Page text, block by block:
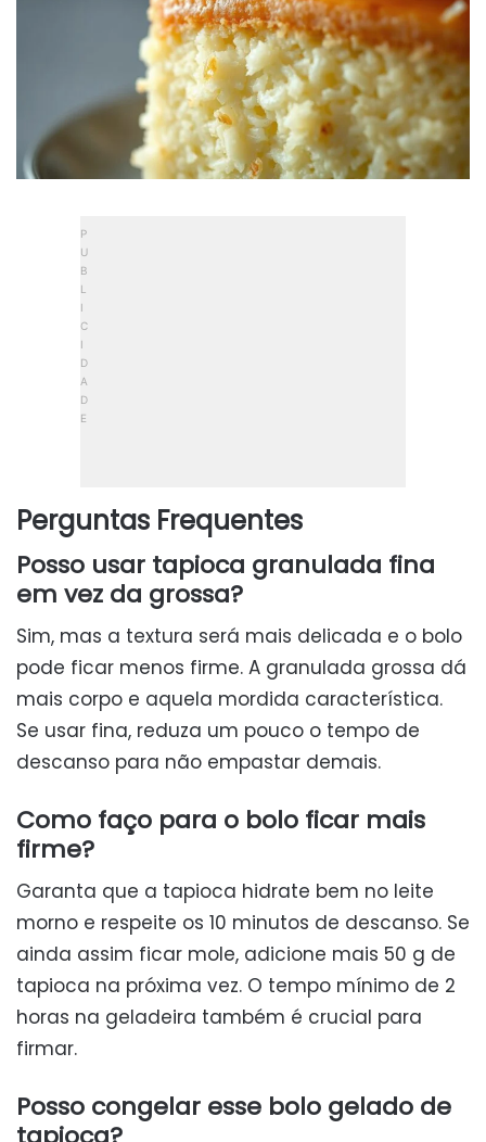
Perguntas Frequentes
Posso usar tapioca granulada fina
em vez da grossa?
Sim, mas a textura será mais delicada e o bolo
pode ficar menos firme. A granulada grossa dá
mais corpo e aquela mordida característica.
Se usar fina, reduza um pouco o tempo de
descanso para não empastar demais.
Como faço para o bolo ficar mais
firme?
Garanta que a tapioca hidrate bem no leite
morno e respeite os 10 minutos de descanso. Se
ainda assim ficar mole, adicione mais 50 g de
tapioca na próxima vez. O tempo mínimo de 2
horas na geladeira também é crucial para
firmar.
Posso congelar esse bolo gelado de